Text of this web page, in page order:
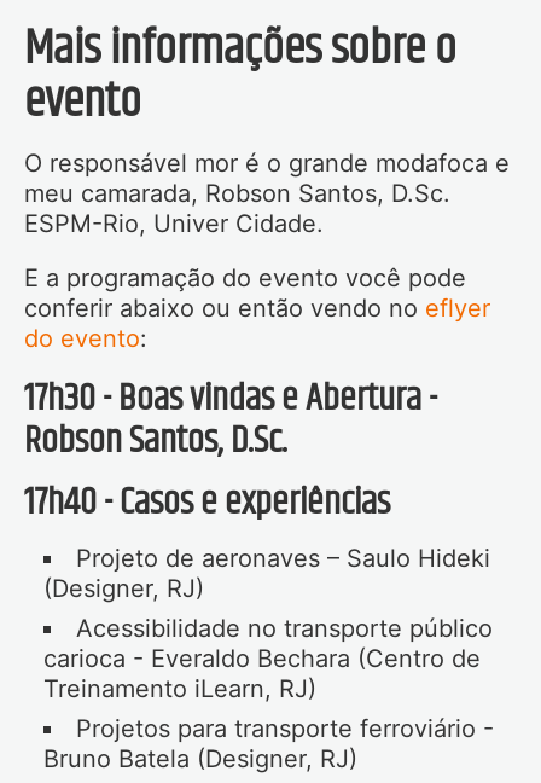
Mais informações sobre o
evento
O responsável mor é o grande modafoca e
meu camarada, Robson Santos, D.Sc.
ESPM-Rio, Univer Cidade.
E a programação do evento você pode
conferir abaixo ou então vendo no eflyer
do evento:
17h30 - Boas vindas e Abertura -
Robson Santos, D.Sc.
17h40 - Casos e experiências
Projeto de aeronaves – Saulo Hideki
(Designer, RJ)
Acessibilidade no transporte público
carioca - Everaldo Bechara (Centro de
Treinamento iLearn, RJ)
Projetos para transporte ferroviário -
Bruno Batela (Designer, RJ)